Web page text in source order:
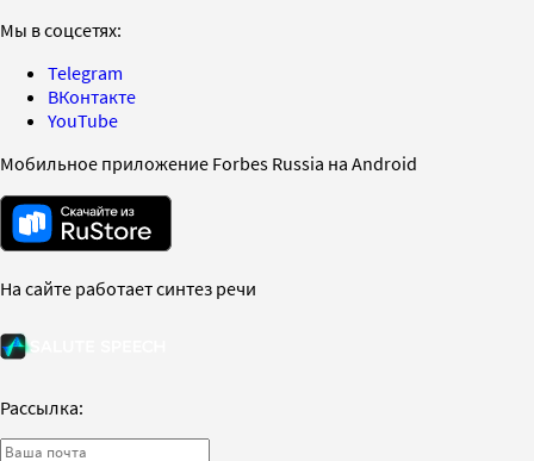
Мы в соцсетях:
Telegram
ВКонтакте
YouTube
Мобильное приложение Forbes Russia на Android
На сайте работает синтез речи
Рассылка: